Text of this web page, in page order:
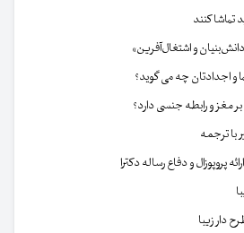
و اجدادتان چه می گوید؟
مغز و رابطه جنسی دارد؟
ترجمه
پروپوزال و دفاع رساله دکترا
دار زیبا